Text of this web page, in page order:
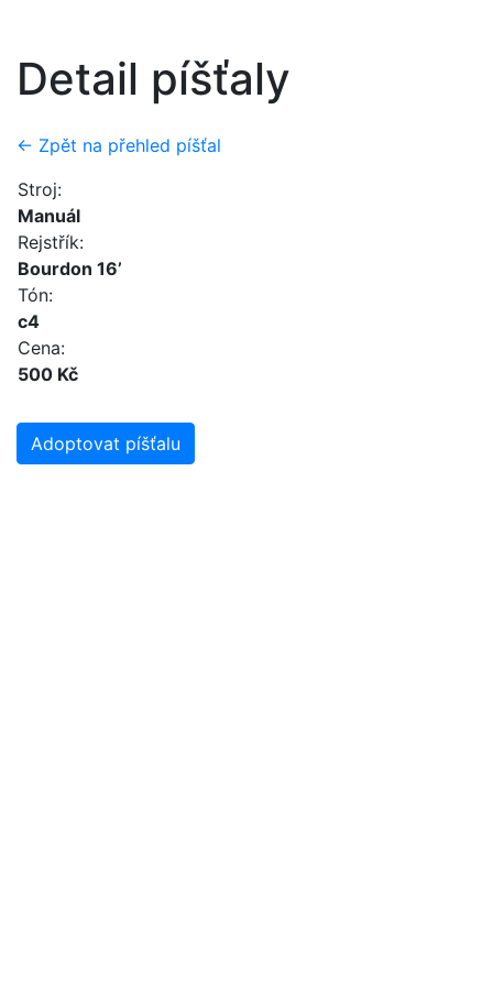
Detail píšťaly
← Zpět na přehled píšťal
Stroj:
Manuál
Rejstřík:
Bourdon 16’
Tón:
c4
Cena:
500 Kč
Adoptovat píšťalu